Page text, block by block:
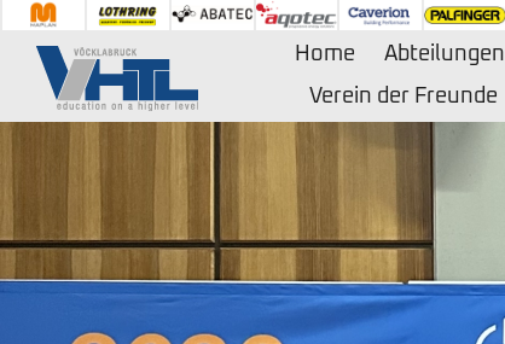
Zum
Inhalt
springen
Home Abteilungen
Verein der Freunde